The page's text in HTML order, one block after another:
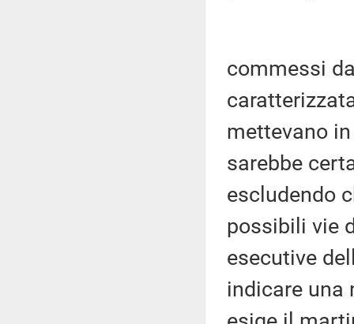
commessi
mettevano
sarebbe
escludendo
possibili vie
esecutive
indicare una